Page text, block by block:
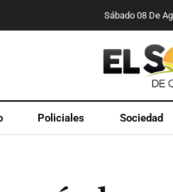
Sábado 08 De
Policiales Sociedad